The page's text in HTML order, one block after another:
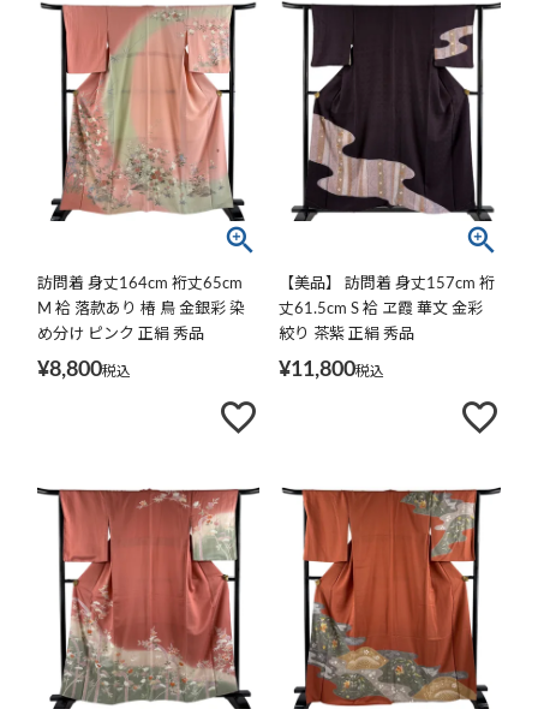
訪問着 身丈164cm 裄丈65cm
M 袷 落款あり 椿 鳥 金銀彩 染
め分け ピンク 正絹 秀品
¥8,800税込
【美品】 訪問着 身丈157cm 裄
丈61.5cm S 袷 ヱ霞 華文 金彩
絞り 茶紫 正絹 秀品
¥11,800税込